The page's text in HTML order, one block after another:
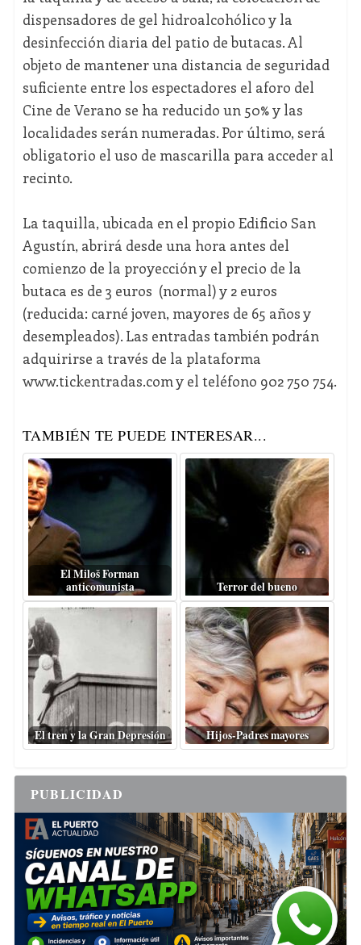
dispensadores de gel hidroalcohólico y la
desinfección diaria del patio de butacas. Al
objeto de mantener una distancia de seguridad
suficiente entre los espectadores el aforo del
Cine de Verano se ha reducido un 50% y las
localidades serán numeradas. Por último, será
obligatorio el uso de mascarilla para acceder al
recinto.
La taquilla, ubicada en el propio Edificio San
Agustín, abrirá desde una hora antes del
comienzo de la proyección y el precio de la
butaca es de 3 euros (normal) y 2 euros
(reducida: carné joven, mayores de 65 años y
desempleados). Las entradas también podrán
adquirirse a través de la plataforma
www.tickentradas.com y el teléfono 902 750 754.
TAMBIÉN TE PUEDE INTERESAR...
El Miloš Forman
anticomunista
Terror del bueno
El tren y la Gran Depresión Hijos-Padres mayores
PUBLICIDAD